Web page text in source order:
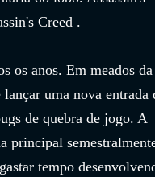
Creed .
os anos. Em meados da
uma nova entrada
de quebra de jogo. A
principal
tempo